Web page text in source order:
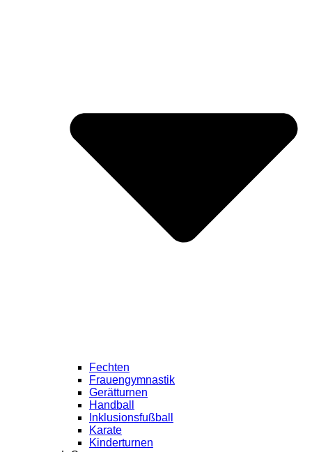
Fechten
Frauengymnastik
Gerätturnen
Handball
Inklusionsfußball
Karate
Kinderturnen